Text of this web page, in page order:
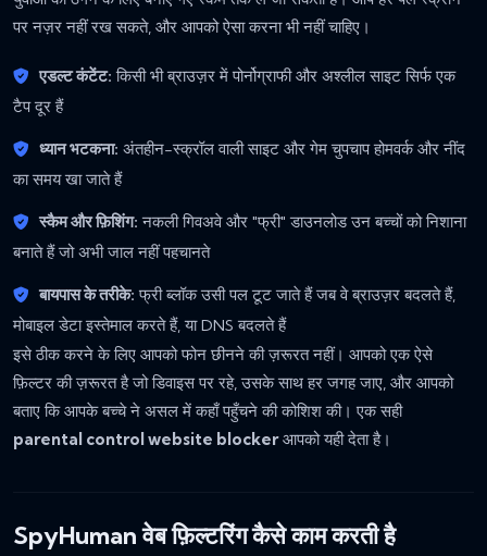
पर नज़र नहीं रख सकते, और आपको ऐसा करना भी नहीं चाहिए।
एडल्ट कंटेंट: किसी भी ब्राउज़र में पोर्नोग्राफी और अश्लील साइट सिर्फ एक
टैप दूर हैं
ध्यान भटकना: अंतहीन-स्क्रॉल वाली साइट और गेम चुपचाप होमवर्क और नींद
का समय खा जाते हैं
स्कैम और फ़िशिंग: नकली गिवअवे और "फ्री" डाउनलोड उन बच्चों को निशाना
बनाते हैं जो अभी जाल नहीं पहचानते
बायपास के तरीके: फ्री ब्लॉक उसी पल टूट जाते हैं जब वे ब्राउज़र बदलते हैं,
मोबाइल डेटा इस्तेमाल करते हैं, या DNS बदलते हैं
इसे ठीक करने के लिए आपको फोन छीनने की ज़रूरत नहीं। आपको एक ऐसे
फ़िल्टर की ज़रूरत है जो डिवाइस पर रहे, उसके साथ हर जगह जाए, और आपको
बताए कि आपके बच्चे ने असल में कहाँ पहुँचने की कोशिश की। एक सही
parental control website blockerआपको यही देता है।
SpyHuman वेब फ़िल्टरिंग कैसे काम करती है